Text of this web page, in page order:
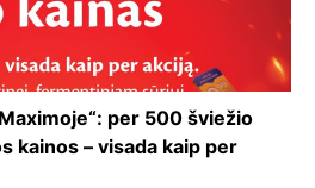
per 500 šviežio
kainos – visada kaip per